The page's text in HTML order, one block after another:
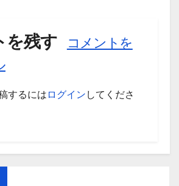
を残す
コメントを
するにはログイン してくださ